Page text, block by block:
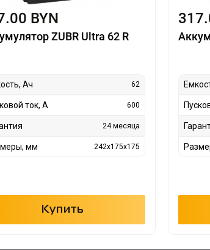
BYN
ZUBR Ultra 62 R
Ач 62
ток, А 600
24 месяца
мм 242x175x175
Купить